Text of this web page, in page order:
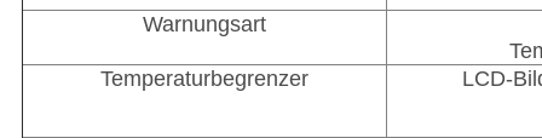
Warnungsart
Temperaturbegrenzer
LCD-